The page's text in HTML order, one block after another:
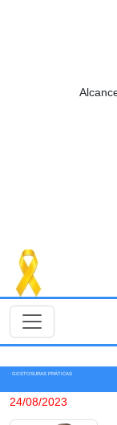
GOSTOSURAS PRÁTICAS
24/08/2023